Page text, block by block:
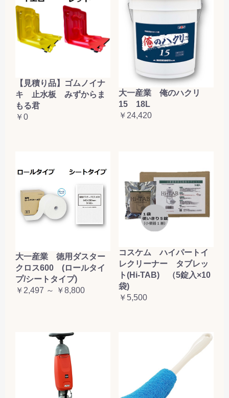
【見積り品】ゴムノイナ
キ 止水板 みずからま
もる君
￥0
大一産業 俺のハクリ
15 18L
￥24,420
大一産業 徳用ダスター
クロス600 (ロールタイ
プ/シートタイプ)
￥2,497 ～ ￥8,800
コスケム ハイパートイ
レクリーナー タブレッ
ト(Hi-TAB) （5錠入×10
袋)
￥5,500